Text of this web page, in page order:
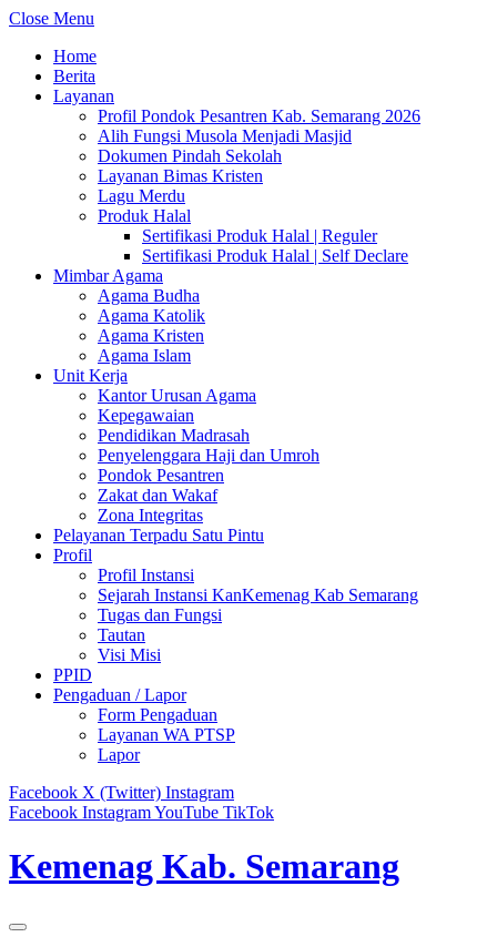
Close Menu
Home
Berita
Layanan
Profil Pondok Pesantren Kab. Semarang 2026
Alih Fungsi Musola Menjadi Masjid
Dokumen Pindah Sekolah
Layanan Bimas Kristen
Lagu Merdu
Produk Halal
Sertifikasi Produk Halal | Reguler
Sertifikasi Produk Halal | Self Declare
Mimbar Agama
Agama Budha
Agama Katolik
Agama Kristen
Agama Islam
Unit Kerja
Kantor Urusan Agama
Kepegawaian
Pendidikan Madrasah
Penyelenggara Haji dan Umroh
Pondok Pesantren
Zakat dan Wakaf
Zona Integritas
Pelayanan Terpadu Satu Pintu
Profil
Profil Instansi
Sejarah Instansi KanKemenag Kab Semarang
Tugas dan Fungsi
Tautan
Visi Misi
PPID
Pengaduan / Lapor
Form Pengaduan
Layanan WA PTSP
Lapor
Facebook X (Twitter) Instagram
Facebook InstagramYouTube TikTok
Kemenag Kab. Semarang